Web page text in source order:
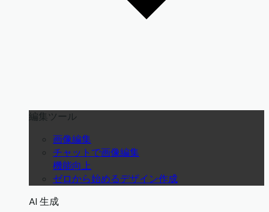
編集ツール
画像編集
チャットで画像編集
機能向上
ゼロから始めるデザイン作成
AI 生成